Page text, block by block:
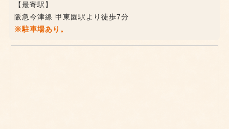
【最寄駅】
阪急今津線 甲東園駅より徒歩7分
※駐車場あり。